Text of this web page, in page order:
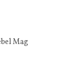
Mag